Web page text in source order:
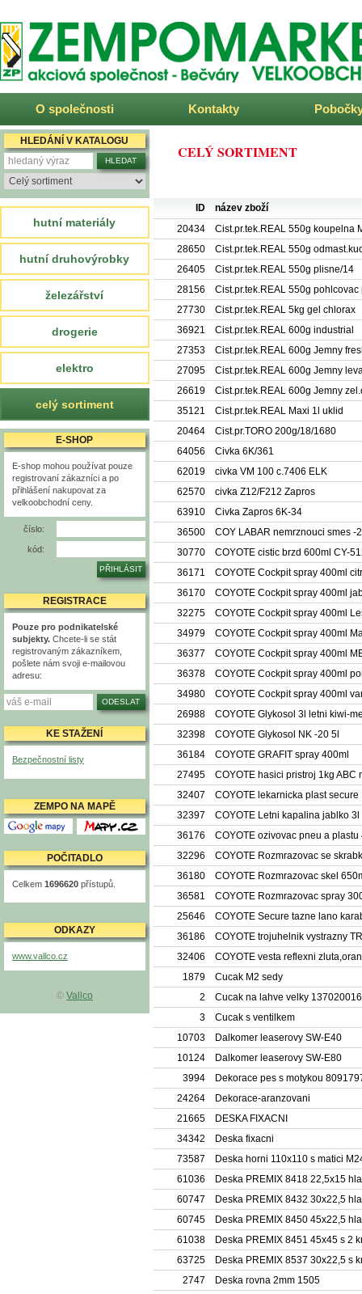
ZEMPOMARKET
O společnosti Kontakty
CELÝ SORTIMENT
ID
název zboží
20434
Cist.pr.tek.REAL 550g koupelna
28650
Cist.pr.tek.REAL 550g
26405
Cist.pr.tek.REAL 550g plisne/14
28156
Cist.pr.tek.REAL 550g pohlcovac
27730
Cist.pr.tek.REAL 5kg gel chlorax
36921
Cist.pr.tek.REAL 600g industrial
27353
Cist.pr.tek.REAL 600g Jemny
27095
Cist.pr.tek.REAL 600g Jemny
26619
Cist.pr.tek.REAL 600g Jemny
35121
Cist.pr.tek.REAL Maxi 1l uklid
20464
Cist.pr.TORO 200g/18/1680
64056
Civka 6K/361
62019
civka VM 100 c.7406 ELK
62570
civka Z12/F212 Zapros
63910
Civka Zapros 6K-34
36500
COY LABAR nemrznouci smes -
30770
COYOTE cistic brzd 600ml CY-
36171
COYOTE Cockpit spray 400ml
36170
COYOTE Cockpit spray 400ml
32275
COYOTE Cockpit spray 400ml
34979
COYOTE Cockpit spray 400ml
36377
COYOTE Cockpit spray 400ml
36378
COYOTE Cockpit spray 400ml
34980
COYOTE Cockpit spray 400ml
26988
COYOTE Glykosol 3l letni kiwi-
32398
COYOTE Glykosol NK -20 5l
36184
COYOTE GRAFIT spray 400ml
27495
COYOTE hasici pristroj 1kg ABC
32407
COYOTE lekarnicka plast secure
32397
COYOTE Letni kapalina jablko 3l
36176
COYOTE ozivovac pneu a plastu
32296
COYOTE Rozmrazovac se
36180
COYOTE Rozmrazovac skel
36581
COYOTE Rozmrazovac spray
25646
COYOTE Secure tazne lano
36186
COYOTE trojuhelnik vystrazny
32406
COYOTE vesta reflexni
1879
Cucak M2 sedy
2
Cucak na lahve velky 137020016
3
Cucak s ventilkem
10703
Dalkomer leaserovy SW-E40
10124
Dalkomer leaserovy SW-E80
3994
Dekorace pes s motykou
24264
Dekorace-aranzovani
21665
DESKA FIXACNI
34342
Deska fixacni
73587
Deska horni 110x110 s matici
61036
Deska PREMIX 8418 22,5x15
60747
Deska PREMIX 8432 30x22,5
60745
Deska PREMIX 8450 45x22,5
61038
Deska PREMIX 8451 45x45 s 2
63725
Deska PREMIX 8537 30x22,5 s
2747
Deska rovna 2mm 1505
HLEDÁNÍ V KATALOGU
hutní materiály
hutní druhovýrobky
železářství
drogerie
elektro
celý sortiment
E-SHOP
E-shop mohou používat pouze
registrovaní zákazníci a po
přihlášení nakupovat za
velkoobchodní ceny.
číslo:
kód:
REGISTRACE
Pouze pro podnikatelské
subjekty. Chcete-li se stát
registrovaným zákazníkem,
pošlete nám svoji e-mailovou
adresu:
KE STAŽENÍ
Bezpečnostní listy
ZEMPO NA MAPĚ
Mapy Google Mapy.cz
POČITADLO
Celkem 1696620 přístupů.
ODKAZY
www.vallco.cz
© Vallco